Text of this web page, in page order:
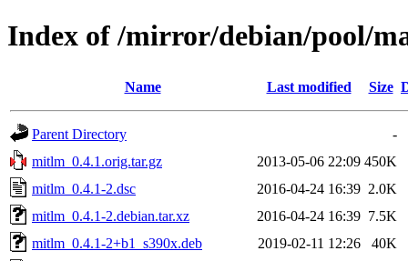
Index of /mirror/debian/pool/
Name Last modified Size
Parent Directory
-
mitlm_0.4.1.orig.tar.gz
2013-05-06 22:09 450K
mitlm_0.4.1-2.dsc
2016-04-24 16:39 2.0K
mitlm_0.4.1-2.debian.tar.xz
2016-04-24 16:39 7.5K
mitlm_0.4.1-2+b1_s390x.deb
2019-02-11 12:26
40K